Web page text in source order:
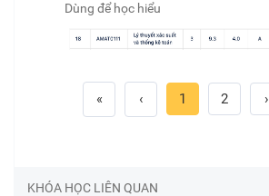
Dùng để học hiểu
« ‹ 1 2 ›
KHÓA HỌC LIÊN QUAN